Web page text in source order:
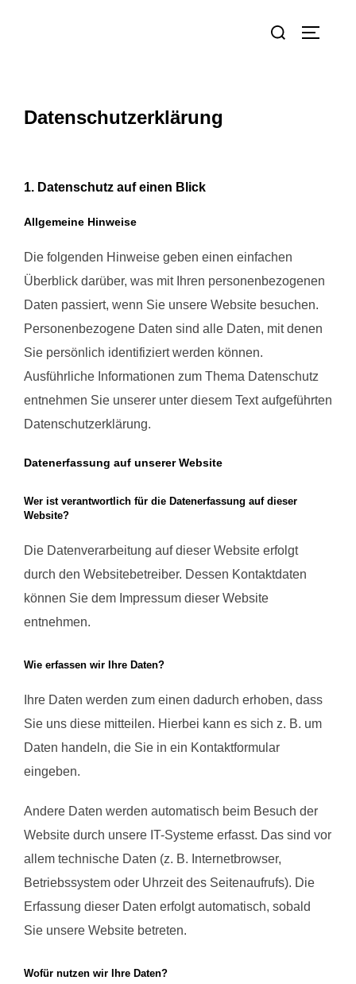
Datenschutzerklärung
1. Datenschutz auf einen Blick
Allgemeine Hinweise
Die folgenden Hinweise geben einen einfachen
Überblick darüber, was mit Ihren personenbezogenen
Daten passiert, wenn Sie unsere Website besuchen.
Personenbezogene Daten sind alle Daten, mit denen
Sie persönlich identifiziert werden können.
Ausführliche Informationen zum Thema Datenschutz
entnehmen Sie unserer unter diesem Text aufgeführten
Datenschutzerklärung.
Datenerfassung auf unserer Website
Wer ist verantwortlich für die Datenerfassung auf dieser
Website?
Die Datenverarbeitung auf dieser Website erfolgt
durch den Websitebetreiber. Dessen Kontaktdaten
können Sie dem Impressum dieser Website
entnehmen.
Wie erfassen wir Ihre Daten?
Ihre Daten werden zum einen dadurch erhoben, dass
Sie uns diese mitteilen. Hierbei kann es sich z. B. um
Daten handeln, die Sie in ein Kontaktformular
eingeben.
Andere Daten werden automatisch beim Besuch der
Website durch unsere IT-Systeme erfasst. Das sind vor
allem technische Daten (z. B. Internetbrowser,
Betriebssystem oder Uhrzeit des Seitenaufrufs). Die
Erfassung dieser Daten erfolgt automatisch, sobald
Sie unsere Website betreten.
Wofür nutzen wir Ihre Daten?